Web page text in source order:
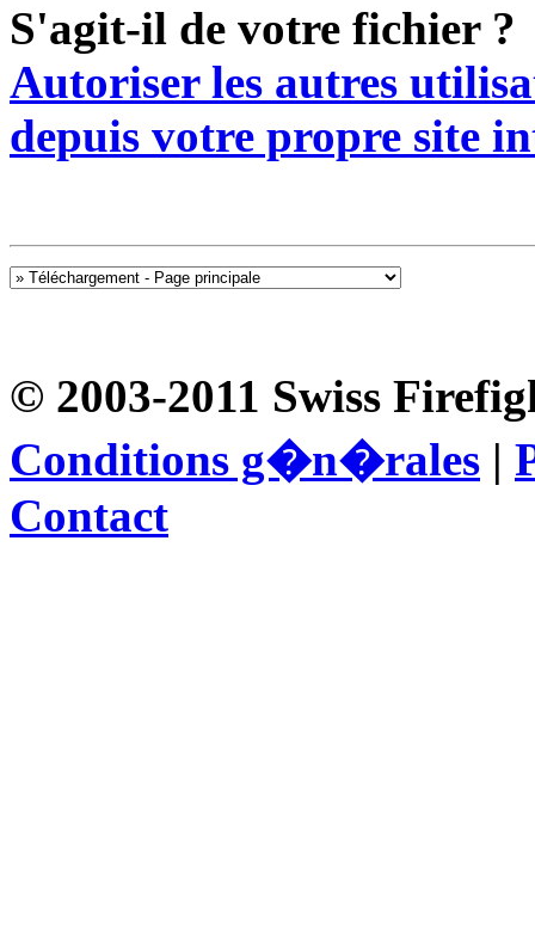
S'agit-il de votre fichier ?
Autoriser les autres
depuis votre propre site
© 2003-2011 Swiss
Conditions g�n�rales |
Contact